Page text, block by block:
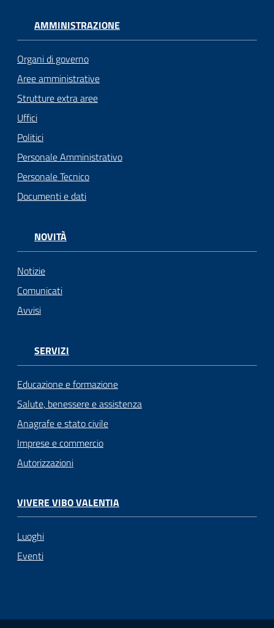
AMMINISTRAZIONE
Organi di governo
Aree amministrative
Strutture extra aree
Uffici
Politici
Personale Amministrativo
Personale Tecnico
Documenti e dati
NOVITÀ
Notizie
Comunicati
Avvisi
SERVIZI
Educazione e formazione
Salute, benessere e assistenza
Anagrafe e stato civile
Imprese e commercio
Autorizzazioni
VIVERE VIBO VALENTIA
Luoghi
Eventi